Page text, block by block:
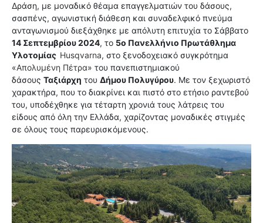
Δράση, με μοναδικό θέαμα επαγγελματιών του δάσους,
σασπένς, αγωνιστική διάθεση και συναδελφικό πνεύμα
ανταγωνισμού διεξάχθηκε με απόλυτη επιτυχία το Σάββατο
14 Σεπτεμβρίου 2024, το 5ο Πανελλήνιο Πρωτάθλημα
Υλοτομίας Husqvarna, στο ξενοδοχειακό συγκρότημα
«Απολυμένη Πέτρα» του πανεπιστημιακού
δάσους Ταξιάρχη του Δήμου Πολυγύρου. Με τον ξεχωριστό
χαρακτήρα, που το διακρίνει και πιστό στο ετήσιο ραντεβού
του, υποδέχθηκε για τέταρτη χρονιά τους λάτρεις του
είδους από όλη την Ελλάδα, χαρίζοντας μοναδικές στιγμές
σε όλους τους παρευρισκόμενους.